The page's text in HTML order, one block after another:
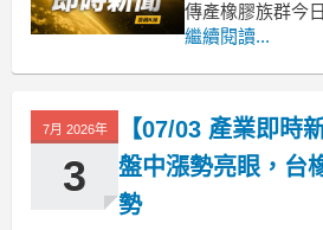
傳產橡膠族群今
漲幅逼近3%，其
等指標股跟漲。
期國際原油及相
跌回穩跡象，市
繼續閱讀...
7月 2026年
3
【07/03 產業即時
盤中漲勢亮眼，台
勢